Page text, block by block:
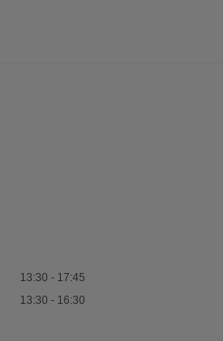
13:30 - 17:45
13:30 - 16:30